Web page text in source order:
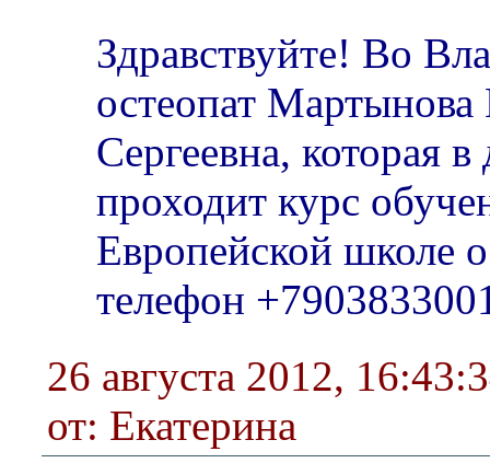
Здравствуйте! Во
остеопат Мартынова
Сергеевна, которая
проходит курс
Европейской школе
телефон
26 августа 2012,
от: Екатерина